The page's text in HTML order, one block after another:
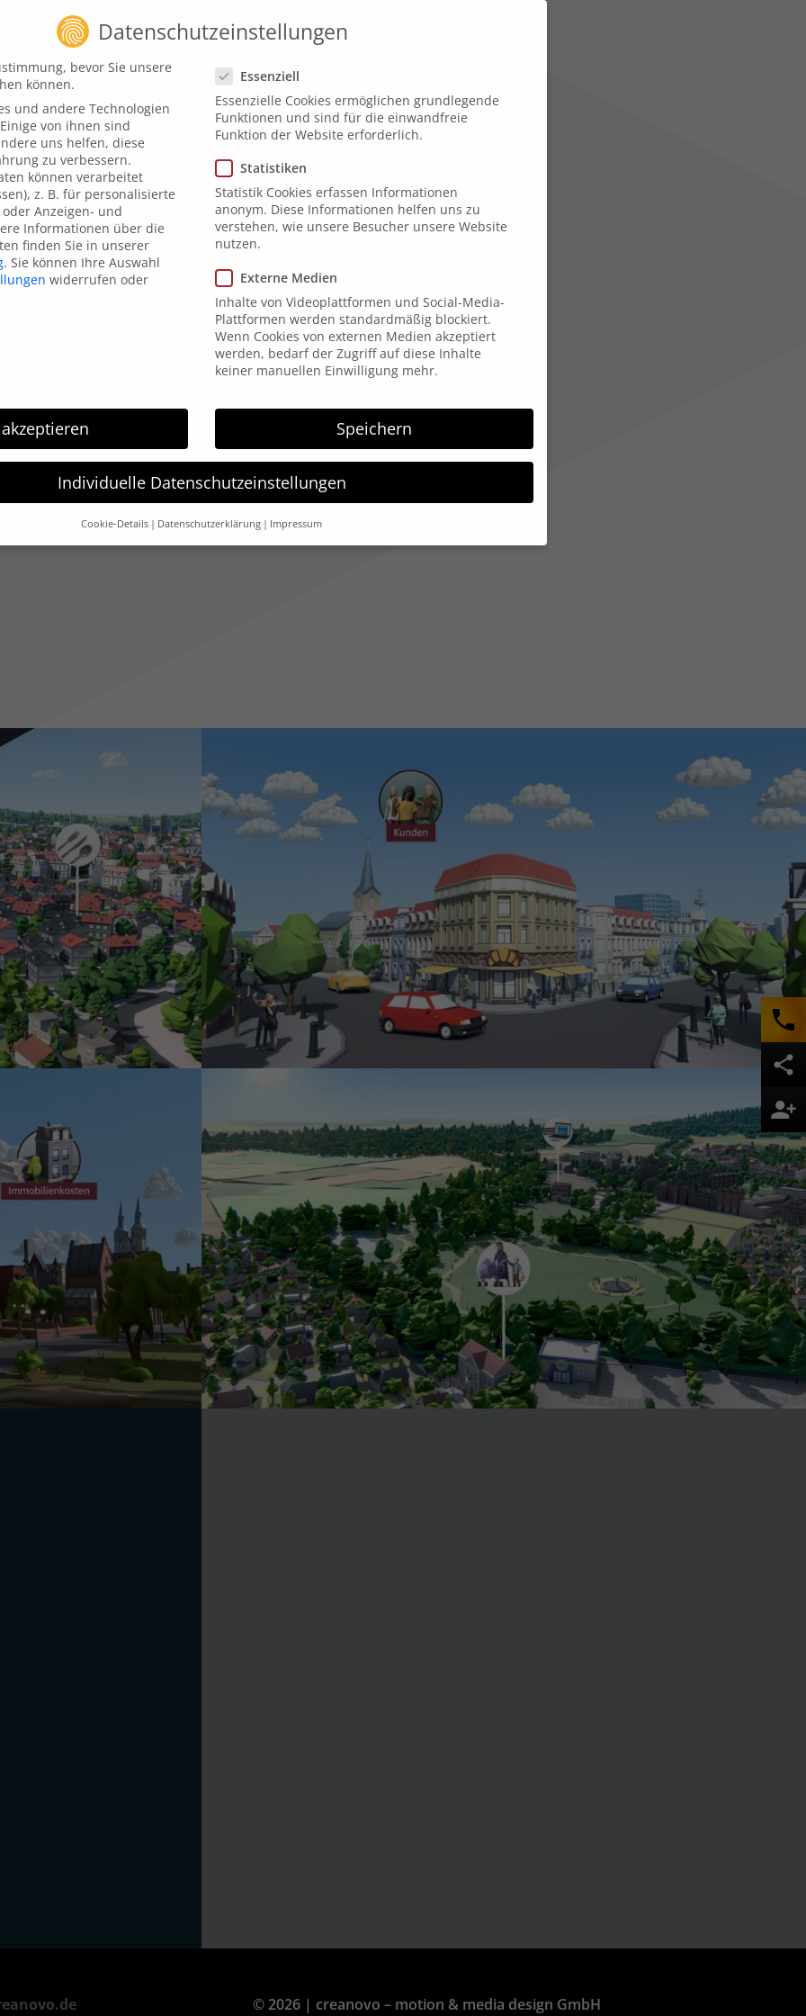
Um die Einflussfaktoren für Schülerinnen und
Schüler verständlich darzustellen, haben wir in
Kooperation mit dem Klett Verlag in einer 3D
Animation die Zusammenhänge verdeutlicht.
© 2026 | creanovo – motion & media design GmbH
Datenschutzeinstellungen
bevor Sie unsere
können.
und andere Technologien
von ihnen sind
uns helfen, diese
zu verbessern.
können verarbeitet
z. B. für personalisierte
Anzeigen- und
Informationen über die
finden Sie in unserer
. Sie können Ihre Auswahl
widerrufen oder
Essenziell
Essenzielle Cookies ermöglichen grundlegende
Funktionen und sind für die einwandfreie
Funktion der Website erforderlich.
Statistiken
Statistik Cookies erfassen Informationen
anonym. Diese Informationen helfen uns zu
verstehen, wie unsere Besucher unsere Website
nutzen.
Externe Medien
Inhalte von Videoplattformen und Social-Media-
Plattformen werden standardmäßig blockiert.
Wenn Cookies von externen Medien akzeptiert
werden, bedarf der Zugriff auf diese Inhalte
keiner manuellen Einwilligung mehr.
Speichern
Individuelle Datenschutzeinstellungen
Cookie-Details Datenschutzerklärung Impressum
Datenschutzeinstellungen
grundlegende Funktionen und sind für die einwandfreie Funktion der Website erforderlich.
Cookie-Informationen anzeigen
Statistiken
Informationen anonym. Diese Informationen helfen uns zu verstehen, wie unsere Besucher unsere
Cookie-Informationen anzeigen
Externe Medien
und Social-Media-Plattformen werden standardmäßig blockiert. Wenn Cookies von externen Medien
der Zugriff auf diese Inhalte keiner manuellen Einwilligung mehr.
Cookie-Informationen anzeigen